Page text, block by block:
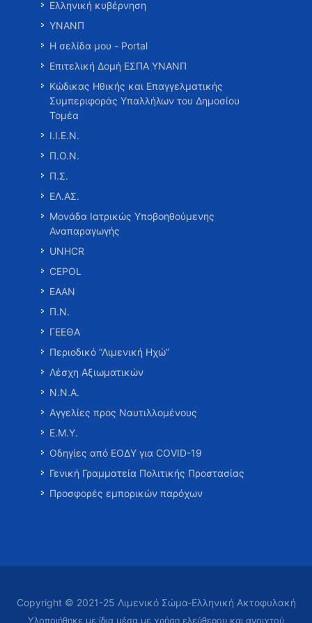
Ελληνική κυβέρνηση
ΥΝΑΝΠ
Η σελίδα μου - Portal
Επιτελική Δομή ΕΣΠΑ ΥΝΑΝΠ
Κώδικας Ηθικής και Επαγγελματικής
Συμπεριφοράς Υπαλλήλων του Δημοσίου
Τομέα
Ι.Ι.Ε.Ν.
Π.Ο.Ν.
Π.Σ.
ΕΛ.ΑΣ.
Μονάδα Ιατρικώς Υποβοηθούμενης
Αναπαραγωγής
UNHCR
CEPOL
ΕΑΑΝ
Π.Ν.
ΓΕΕΘΑ
Περιοδικό “Λιμενική Ηχώ”
Λέσχη Αξιωματικών
Ν.Ν.Α.
Αγγελίες προς Ναυτιλλομένους
Ε.Μ.Υ.
Οδηγίες από ΕΟΔΥ για COVID-19
Γενική Γραμματεία Πολιτικής Προστασίας
Προσφορές εμπορικών παρόχων
Copyright © 2021-25 Λιμενικό Σώμα-Ελληνική Ακτοφυλακή
Υλοποιήθηκε με ίδια μέσα με χρήση ελεύθερου και ανοιχτού